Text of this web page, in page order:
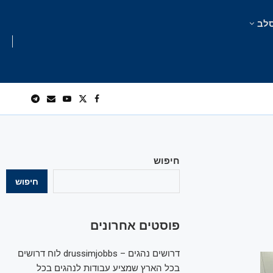
חיפוש
חיפוש
פוסטים אחרונים
דרושים נהגים – drussimjobbs לוח דרושים
בכל הארץ שמציע עבודות לנהגים בכל